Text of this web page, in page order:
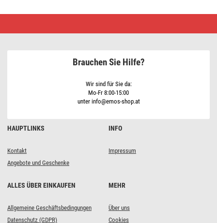
TAMBO
HAUPTLINKS
Kontakt
Angebote und Geschenke
INFO
Impressum
ALLES ÜBER EINKAUFEN
Allgemeine Geschäftsbedingungen
Datenschutz (GDPR)
MEHR
Über uns
Cookies
Brauchen Sie Hilfe?
Wir sind für Sie da:
Mo-Fr 8:00-15:00
unter info@emos-shop.at